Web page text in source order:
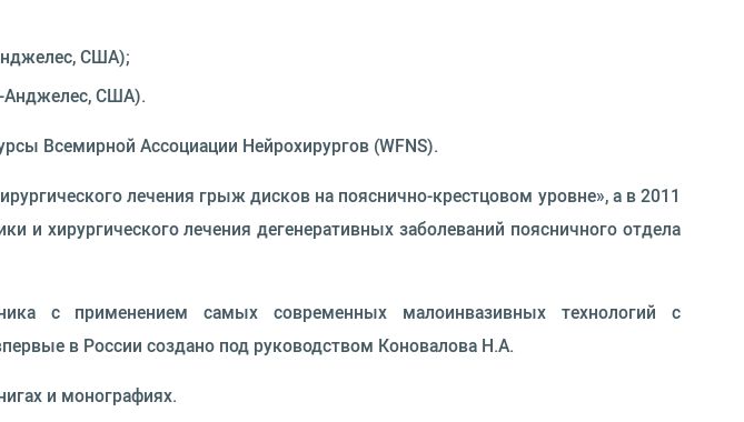
США);
Анджелес, США).
Всемирной Ассоциации Нейрохирургов (WFNS).
лечения грыж дисков на пояснично-крестцовом уровне», а в 2011
и хирургического лечения дегенеративных заболеваний поясничного отдела
с применением самых современных малоинвазивных технологий с
в России создано под руководством Коновалова Н.А.
и монографиях.